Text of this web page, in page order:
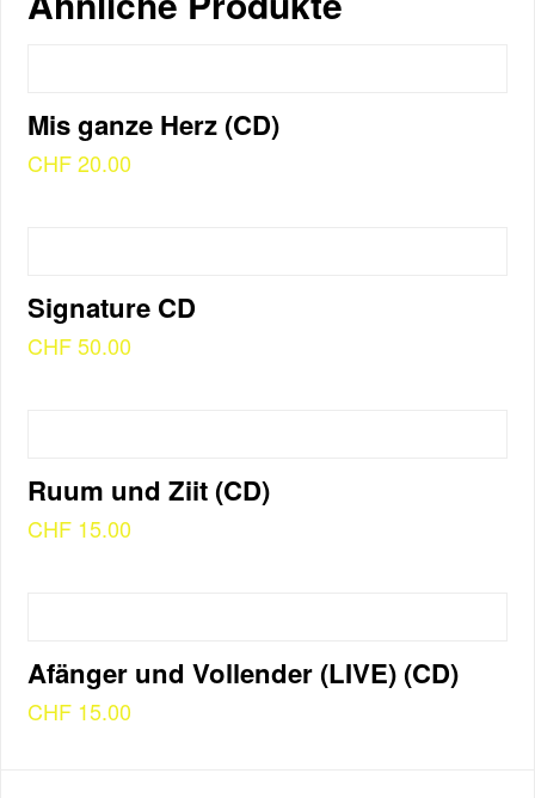
Mis ganze Herz (CD)
CHF20.00
Signature CD
CHF50.00
Ruum und Ziit (CD)
CHF 15.00
Afänger und Vollender (LIVE) (CD)
CHF 15.00